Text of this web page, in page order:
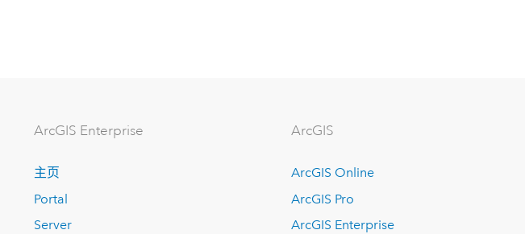
ArcGIS Enterprise
主页
Portal
Server
ArcGIS
ArcGIS Online
ArcGIS Pro
ArcGIS Enterprise